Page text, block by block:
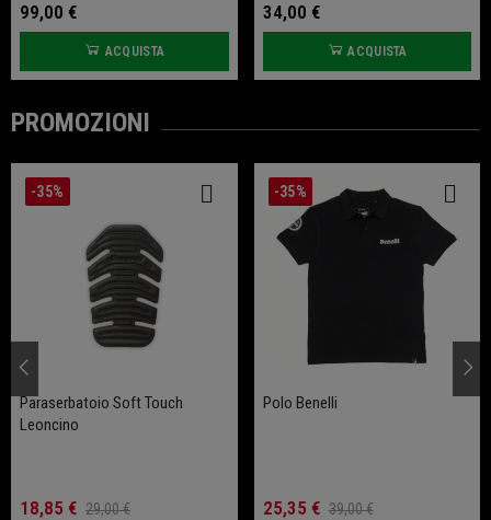
99,00 €
ACQUISTA
34,00 €
ACQUISTA
PROMOZIONI
-35%
Paraserbatoio Soft Touch
Leoncino
18,85 € 29,00 €
-35%
Polo Benelli
25,35 € 39,00 €